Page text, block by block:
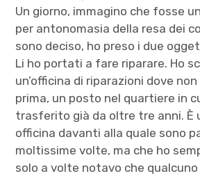
Un giorno, immagino che fosse
per antonomasia della resa dei
sono deciso, ho preso i due
Li ho portati a fare riparare. Ho
un’officina di riparazioni dove
prima, un posto nel quartiere in
trasferito già da oltre tre anni. È
officina davanti alla quale sono
moltissime volte, ma che ho
solo a volte notavo che